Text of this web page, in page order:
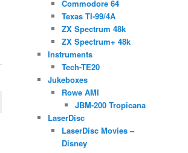
Commodore 64
Texas TI-99/4A
ZX Spectrum 48k
ZX Spectrum+ 48k
Instruments
Tech-TE20
Jukeboxes
Rowe AMI
JBM-200 Tropicana
LaserDisc
LaserDisc Movies –
Disney